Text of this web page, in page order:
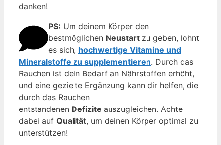
danken!
PS: Um deinem Körper den
bestmöglichen Neustart zu geben, lohnt
es sich, hochwertige Vitamine und
Mineralstoffe zu supplementieren. Durch das
Rauchen ist dein Bedarf an Nährstoffen erhöht,
und eine gezielte Ergänzung kann dir helfen, die
durch das Rauchen
entstandenen Defizite auszugleichen. Achte
dabei auf Qualität, um deinen Körper optimal zu
unterstützen!